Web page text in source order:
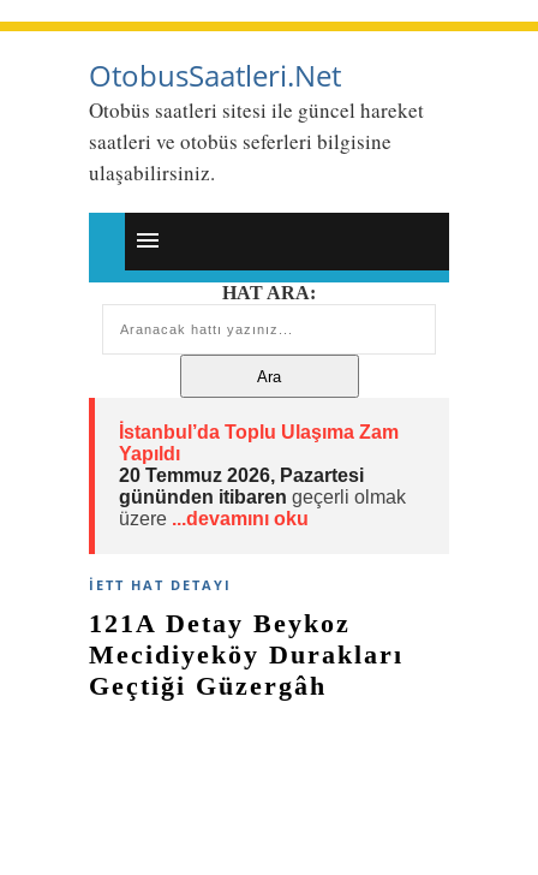
OtobusSaatleri.Net
Otobüs saatleri sitesi ile güncel hareket
saatleri ve otobüs seferleri bilgisine
ulaşabilirsiniz.
HAT ARA:
İstanbul’da Toplu Ulaşıma Zam
Yapıldı
20 Temmuz 2026, Pazartesi
gününden itibaren geçerli olmak
üzere ...devamını oku
İETT HAT DETAYI
121A Detay Beykoz
Mecidiyeköy Durakları
Geçtiği Güzergâh